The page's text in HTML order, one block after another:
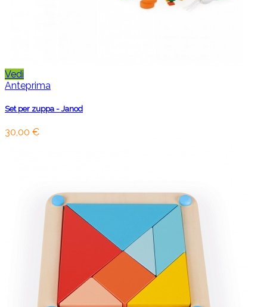
Vedi
Anteprima
Set per zuppa - Janod
30,00 €